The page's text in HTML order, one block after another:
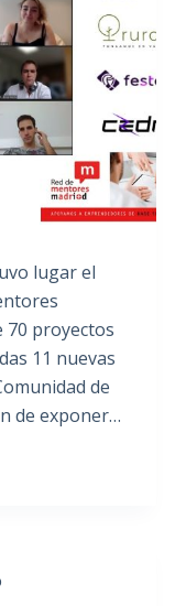
lugar el
70 proyectos
11 nuevas
de
de exponer…